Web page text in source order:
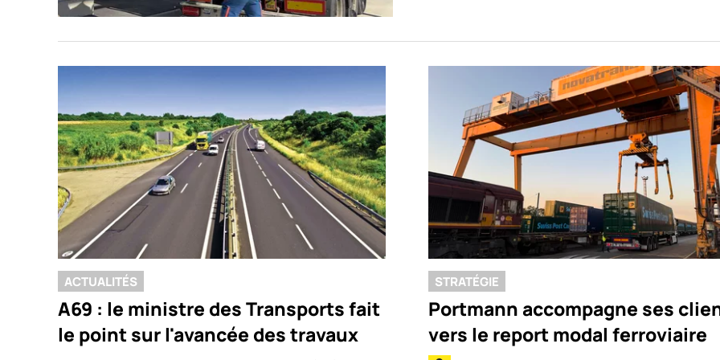
ACTUALITÉS
A69 : le ministre des Transports fait
le point sur l'avancée des travaux
STRATÉGIE
Portmann accompagne ses
vers le report modal ferroviaire